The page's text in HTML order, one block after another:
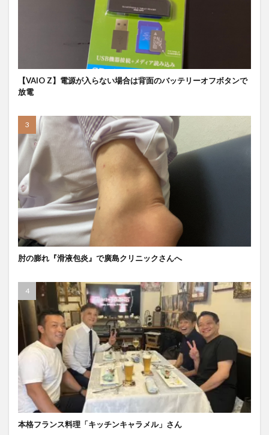
【VAIO Z】電源が入らない場合は背面のバッテリーオフボタンで
放電
肘の膨れ『滑液包炎』で廣島クリニックさんへ
本格フランス料理「キッチンキャラメル」さん